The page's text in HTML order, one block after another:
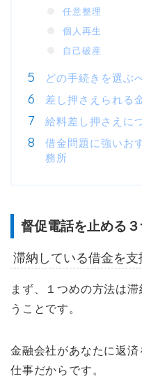
任意整理
個人再生
自己破産
どの手続きを選ぶ
差し押さえられる
給料差し押さえに
借金問題に強いお
務所
督促電話を止める
滞納している借金を支
まず、１つめの方法は
うことです。
金融会社があなたに返
仕事だからです。